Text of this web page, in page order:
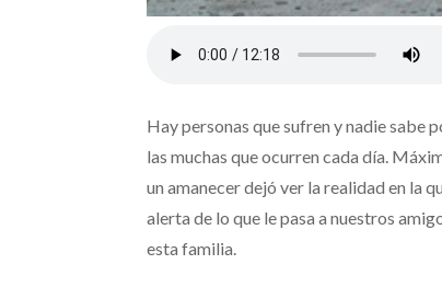
Hay personas que sufren y nadie sabe
las muchas que ocurren cada día.
un amanecer dejó ver la realidad en la
alerta de lo que le pasa a nuestros
esta familia.